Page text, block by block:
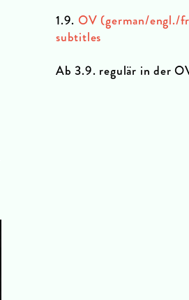
1.9. OV (german/engl./
subtitles
Ab 3.9. regulär in der